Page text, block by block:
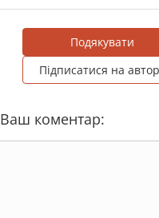
Подякувати
Підписатися на
коментар: